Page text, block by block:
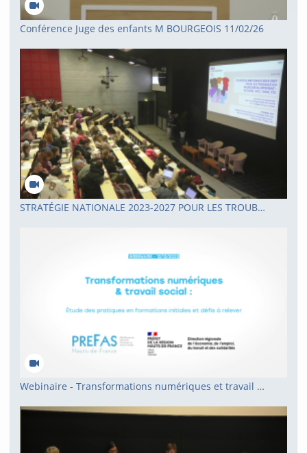
Conférence Juge des enfants M BOURGEOIS 11/02/26
STRATÉGIE NATIONALE 2023-2027 POUR LES TROUBLES DU NEURODÉVELOPPEMENT : AUTISME, DYS, TDAH, TDI
Webinaire - Transformations numériques et travail social - PREFAS HDF